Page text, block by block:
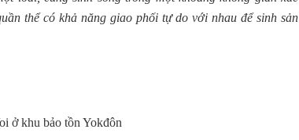
thể có khả năng giao phối tự do với nhau để sinh sản
tồn Yokđôn